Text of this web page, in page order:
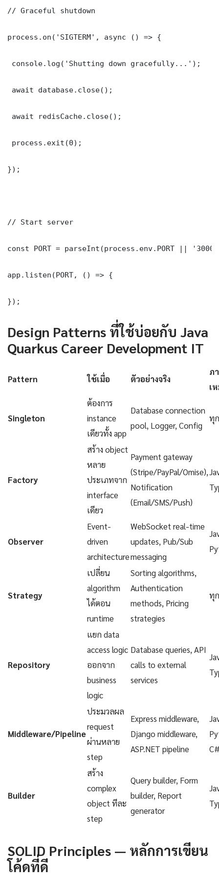
// Graceful shutdown
process.on('SIGTERM', async () => {
console.log('Shutting down gracefully...');
await database.close();
await redisCache.close();
process.exit(0);
});
// Start server
const PORT = parseInt(process.env.PORT ||
app.listen(PORT, () => {
});
Design Patterns ที่ใช้บ่อยกับ Java
Quarkus Career Development IT
Pattern ใช้เมื่อ ตัวอย่างจริง
ภ
เ
Singleton
ต้องการ
instance
เดียวทั้ง app
Database connection
pool, Logger, Config
ทุ
Factory
สร้าง object
หลาย
ประเภทจาก
interface
เดียว
Payment gateway
(Stripe/PayPal/Omise),
Notification
(Email/SMS/Push)
Observer
Event-
driven
architecture
WebSocket real-time
updates, Pub/Sub
messaging
Strategy
เปลี่ยน
algorithm
ได้ตอน
runtime
Sorting algorithms,
Authentication
methods, Pricing
strategies
ทุ
Repository
แยก data
access logic
ออกจาก
business
logic
Database queries, API
calls to external
services
Middleware/Pipeline
ประมวลผล
request
ผ่านหลาย
step
Express middleware,
Django middleware,
ASP.NET pipeline
Builder
สร้าง
complex
object ทีละ
step
Query builder, Form
builder, Report
generator
SOLID Principles — หลักการเขียน
โค้ดที่ดี